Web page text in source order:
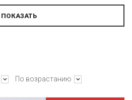
По возрастанию